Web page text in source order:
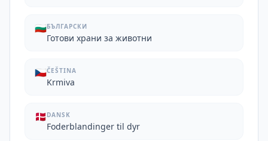
🇧🇬БЪЛГАРСКИ
Готови храни за животни
🇨🇿ČEŠTINA
Krmiva
🇩🇰 DANSK
Foderblandinger til dyr